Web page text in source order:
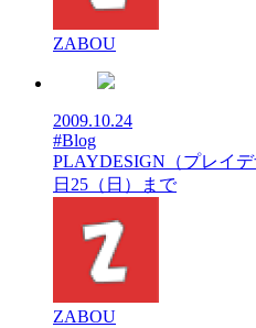
ZABOU
2009.10.24
#Blog
PLAYDESIGN（プレイ
日25（日）まで
ZABOU